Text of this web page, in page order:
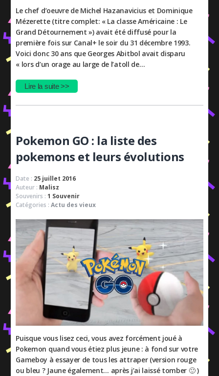
Le chef d’oeuvre de Michel Hazanavicius et Dominique
Mézerette (titre complet: « La classe Américaine : Le
Grand Détournement ») avait été diffusé pour la
première fois sur Canal+ le soir du 31 décembre 1993.
Voici donc 30 ans que Georges Abitbol avait disparu
« lors d’un orage au large de l’atoll de…
Lire la suite >>
Pokemon GO : la liste des
pokemons et leurs évolutions
Date : 25 juillet 2016
Auteur : Malisz
Souvenirs :1 Souvenir
Catégories :Actu des vieux
Puisque vous lisez ceci, vous avez forcément joué à
Pokemon quand vous étiez plus jeune : à fond sur votre
Gameboy à essayer de tous les attraper (version rouge
ou bleu ? Jaune également… après j’ai laissé tomber 🙂 )